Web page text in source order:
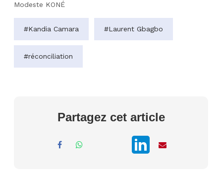
Modeste KONÉ
#Kandia Camara #Laurent Gbagbo
#réconciliation
Partagez cet article